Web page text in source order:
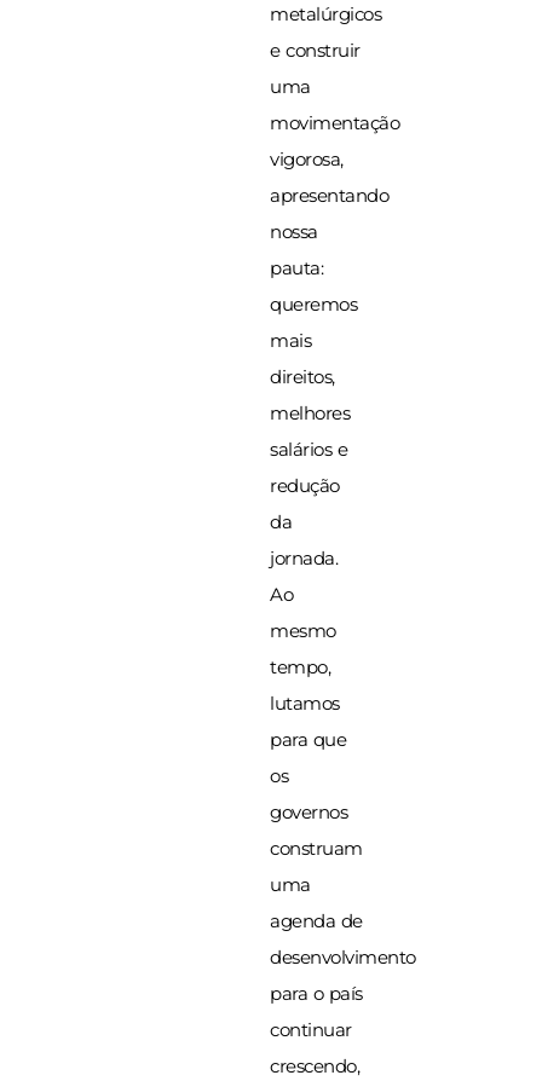
metalúrgicos
e construir
uma
movimentação
vigorosa,
apresentando
nossa
pauta:
queremos
mais
direitos,
melhores
salários e
redução
da
jornada.
Ao
mesmo
tempo,
lutamos
para que
os
governos
construam
uma
agenda de
desenvolvimento
para o país
continuar
crescendo,